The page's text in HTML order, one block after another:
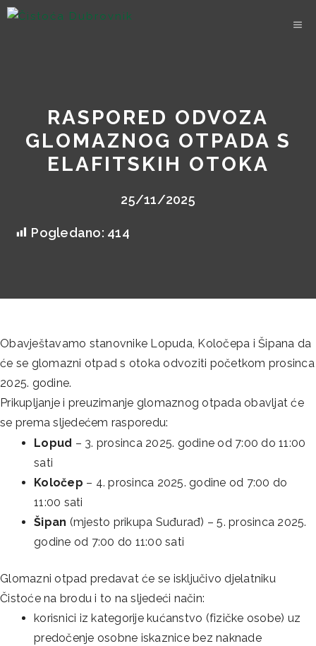
Skip
RASPORED ODVOZA
GLOMAZNOG OTPADA S
ELAFITSKIH OTOKA
25/11/2025
Pogledano: 414
Obavještavamo stanovnike Lopuda, Koločepa i Šipana da
će se glomazni otpad s otoka odvoziti početkom prosinca
2025. godine.
Prikupljanje i preuzimanje glomaznog otpada obavljat će
se prema sljedećem rasporedu:
Lopud – 3. prosinca 2025. godine od 7:00 do 11:00
sati
Koločep – 4. prosinca 2025. godine od 7:00 do
11:00 sati
Šipan (mjesto prikupa Suđurađ) – 5. prosinca 2025.
godine od 7:00 do 11:00 sati
Glomazni otpad predavat će se isključivo djelatniku
Čistoće na brodu i to na sljedeći način:
korisnici iz kategorije kućanstvo (fizičke osobe) uz
predočenje osobne iskaznice bez naknade